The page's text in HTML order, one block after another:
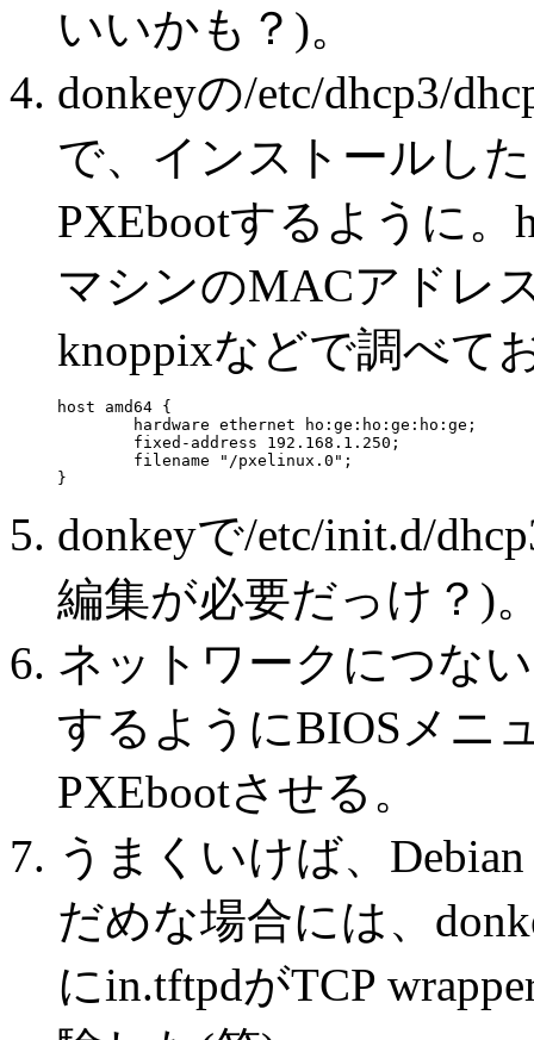
いいかも？)。
donkeyの/etc/dhcp3/
で、インストールし
PXEbootするように。
マシンのMACアドレ
knoppixなどで調べて
host amd64 {
        hardware ethernet ho:ge:ho:ge:ho:ge;
        fixed-address 192.168.1.250;
        filename "/pxelinux.0";
donkeyで/etc/init.d/
編集が必要だっけ？)
ネットワークにつな
するようにBIOSメニ
PXEbootさせる。
うまくいけば、
だめな場合には、
にin.tftpdがTCP